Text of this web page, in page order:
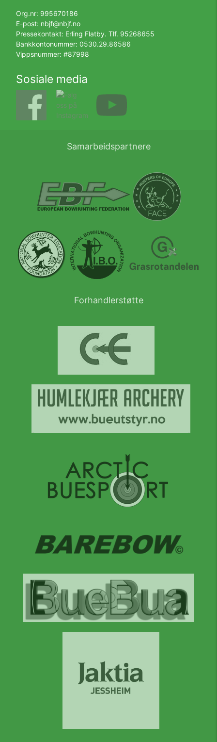
Org.nr: 995670186
E-post: nbjf@nbjf.no
Pressekontakt: Erling Flatby. Tlf. 95268655
Bankkontonummer: 0530.29.86586
Vippsnummer: #87998
Sosiale media
Samarbeidspartnere
Forhandlerstøtte